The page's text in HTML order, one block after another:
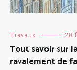
Travaux 20
Tout savoir sur
ravalement de